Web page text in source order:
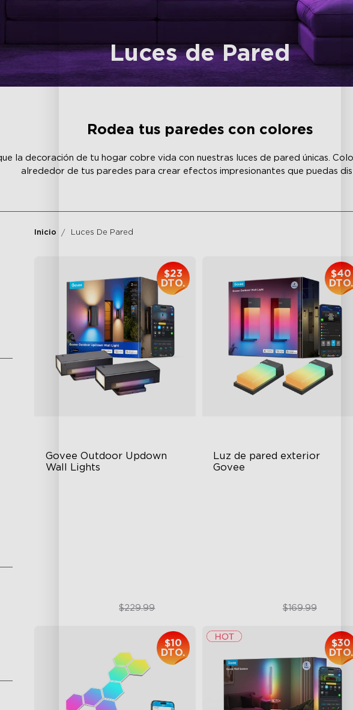
Luces de Pared
Rodea tus paredes con colores
la decoración de tu hogar cobre vida con nuestras luces de pared únicas.
alrededor de tus paredes para crear efectos impresionantes que puedas
Inicio Luces De Pared
Govee Outdoor Updown
Wall Lights
$23
DTO.
$206.99$229.99
Luz de pared exterior
Govee
$40
DTO.
$129.99$169.99
$10
DTO.
$30
DTO.